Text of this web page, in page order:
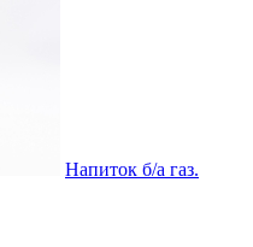
Напиток б/а газ.